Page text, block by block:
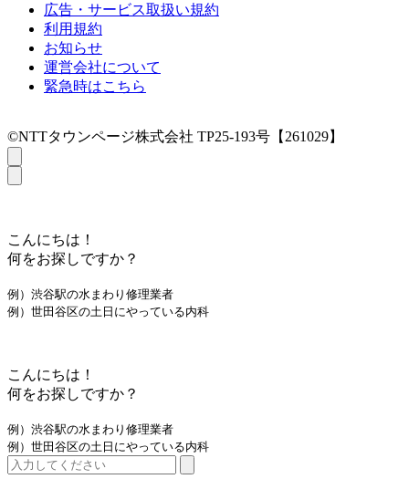
広告・サービス取扱い規約
利用規約
お知らせ
運営会社について
緊急時はこちら
©NTTタウンページ株式会社 TP25-193号【261029】
こんにちは！
何をお探しですか？
例）渋谷駅の水まわり修理業者
例）世田谷区の土日にやっている内科
こんにちは！
何をお探しですか？
例）渋谷駅の水まわり修理業者
例）世田谷区の土日にやっている内科